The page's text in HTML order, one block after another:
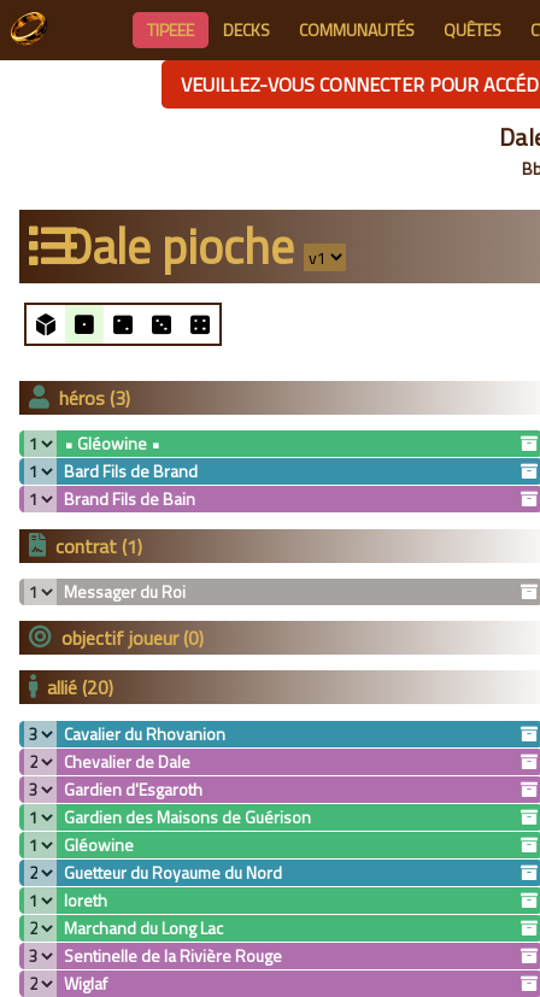
TIPEEE DECKS COMMUNAUTÉS QUÊTES
VEUILLEZ-VOUS CONNECTER POUR
Dale pioche
héros (3)
• Gléowine •
Bard Fils de Brand
Brand Fils de Bain
contrat (1)
Messager du Roi
objectif joueur (0)
allié (20)
Cavalier du Rhovanion
Chevalier de Dale
Gardien d'Esgaroth
Gardien des Maisons de Guérison
Gléowine
Guetteur du Royaume du Nord
Ioreth
Marchand du Long Lac
Sentinelle de la Rivière Rouge
Wiglaf